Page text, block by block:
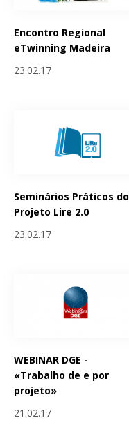
Encontro Regional
eTwinning Madeira
23.02.17
Seminários Práticos do
Projeto Lire 2.0
23.02.17
WEBINAR DGE -
«Trabalho de e por
projeto»
21.02.17